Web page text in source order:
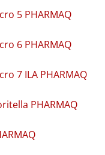
5 PHARMAQ
6 PHARMAQ
7 ILA PHARMAQ
PHARMAQ